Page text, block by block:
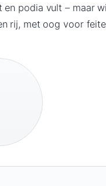
en podia vult – maar
rij, met oog voor